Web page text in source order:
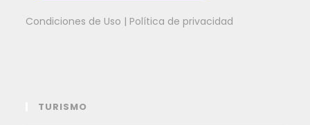
Condiciones de Uso | Política de privacidad
TURISMO